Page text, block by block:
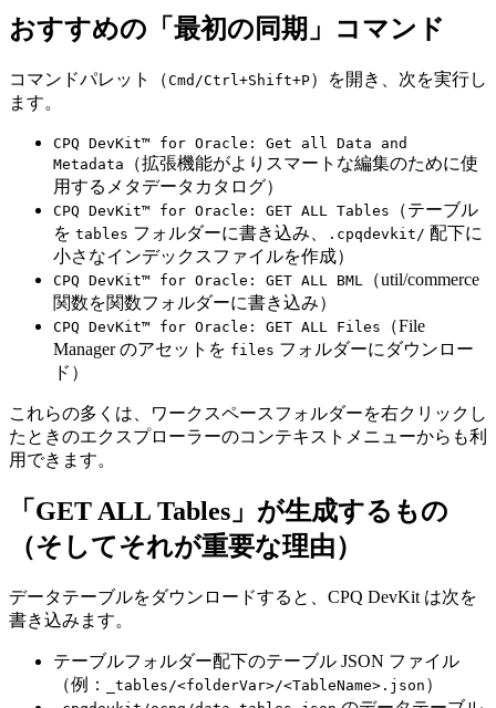
おすすめの「最初の同期」コマンド
コマンドパレット（Cmd/Ctrl+Shift+P）を開き、次を実行し
ます。
CPQ DevKit™ for Oracle: Get all Data and
Metadata
（拡張機能がよりスマートな編集のために使
用するメタデータカタログ）
CPQ DevKit™ for Oracle: GET ALL Tables
（テーブル
を tables フォルダーに書き込み、 .cpqdevkit/ 配下に
小さなインデックスファイルを作成）
CPQ DevKit™ for Oracle: GET ALL BML
（util/commerce
関数を関数フォルダーに書き込み）
CPQ DevKit™ for Oracle: GET ALL Files
（File
Manager のアセットを files フォルダーにダウンロー
ド）
これらの多くは、ワークスペースフォルダーを右クリックし
たときのエクスプローラーのコンテキストメニューからも利
用できます。
「GET ALL Tables」が生成するもの
（そしてそれが重要な理由）
データテーブルをダウンロードすると、CPQ DevKit は次を
書き込みます。
テーブルフォルダー配下のテーブル JSON ファイル
（例：
_tables/<folderVar>/<TableName>.json ）